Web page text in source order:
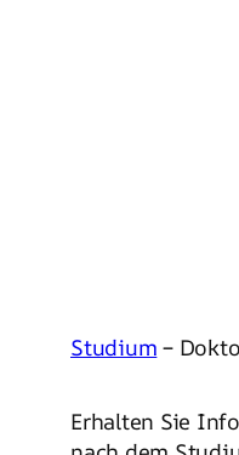
Studium –
Erhalten Sie